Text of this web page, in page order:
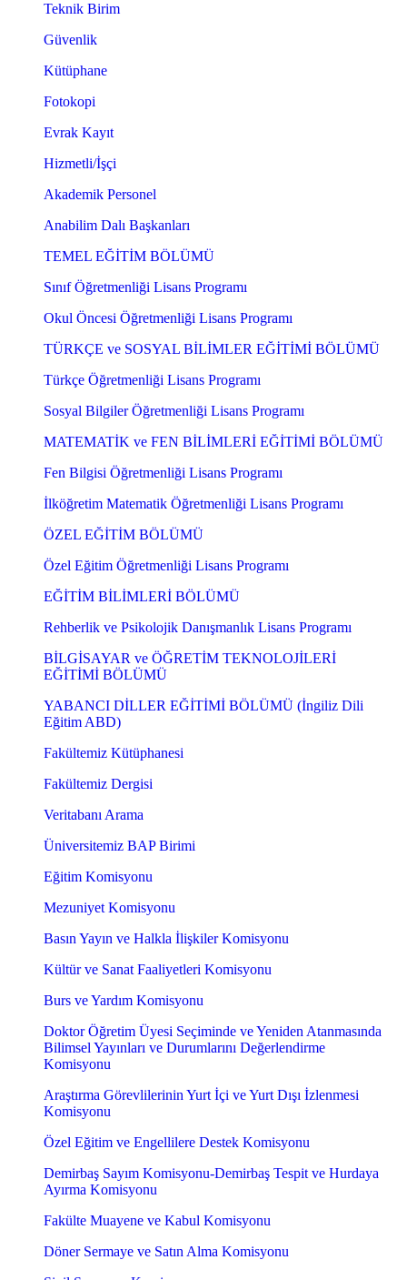
Teknik Birim
Güvenlik
Kütüphane
Fotokopi
Evrak Kayıt
Hizmetli/İşçi
Akademik Personel
Anabilim Dalı Başkanları
TEMEL EĞİTİM BÖLÜMÜ
Sınıf Öğretmenliği Lisans Programı
Okul Öncesi Öğretmenliği Lisans Programı
TÜRKÇE ve SOSYAL BİLİMLER EĞİTİMİ BÖLÜMÜ
Türkçe Öğretmenliği Lisans Programı
Sosyal Bilgiler Öğretmenliği Lisans Programı
MATEMATİK ve FEN BİLİMLERİ EĞİTİMİ BÖLÜMÜ
Fen Bilgisi Öğretmenliği Lisans Programı
İlköğretim Matematik Öğretmenliği Lisans Programı
ÖZEL EĞİTİM BÖLÜMÜ
Özel Eğitim Öğretmenliği Lisans Programı
EĞİTİM BİLİMLERİ BÖLÜMÜ
Rehberlik ve Psikolojik Danışmanlık Lisans Programı
BİLGİSAYAR ve ÖĞRETİM TEKNOLOJİLERİ
EĞİTİMİ BÖLÜMÜ
YABANCI DİLLER EĞİTİMİ BÖLÜMÜ (İngiliz Dili
Eğitim ABD)
Fakültemiz Kütüphanesi
Fakültemiz Dergisi
Veritabanı Arama
Üniversitemiz BAP Birimi
Eğitim Komisyonu
Mezuniyet Komisyonu
Basın Yayın ve Halkla İlişkiler Komisyonu
Kültür ve Sanat Faaliyetleri Komisyonu
Burs ve Yardım Komisyonu
Doktor Öğretim Üyesi Seçiminde ve Yeniden Atanmasında
Bilimsel Yayınları ve Durumlarını Değerlendirme
Komisyonu
Araştırma Görevlilerinin Yurt İçi ve Yurt Dışı İzlenmesi
Komisyonu
Özel Eğitim ve Engellilere Destek Komisyonu
Demirbaş Sayım Komisyonu-Demirbaş Tespit ve Hurdaya
Ayırma Komisyonu
Fakülte Muayene ve Kabul Komisyonu
Döner Sermaye ve Satın Alma Komisyonu